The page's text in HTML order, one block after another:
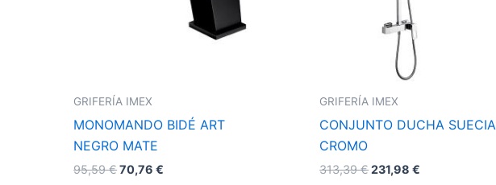
GRIFERÍA IMEX
MONOMANDO BIDÉ ART
NEGRO MATE
95,59€70,76€
GRIFERÍA IMEX
CONJUNTO DUCHA SUECIA
CROMO
313,39€231,98€